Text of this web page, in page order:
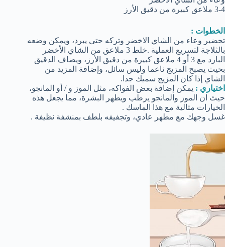
3-4 ملاعق كبيرة من دقيق الأرز
الخطوات :
تحضير وعاء من الشاي الاخضر وتركه حتى يبرد، ويمكن وضعه
بالثلاجة لتسريع العملية .خلط 3 ملاعق من الشاي الأخضر
البارد مع 3 أو 4 ملاعق كبيرة من دقيق الأرز، ويضاف الدقيق
بحيث يصبح المزيج ناعما وليس سائل، وإضافة المزيد من
الشاي إذا كان المزيج سميك جدا.
اختياري : يمكن إضافة بعض الفواكه، مثل الموز و / أو المانجو،
حيث ان الموز والمانجو يرطب ويطهر البشرة، مما يجعل هذه
الخيارات مثالية مع هذا الماسك .
غسل وجهك مع مطهر عادي، وتجفيفه بلطف بمنشفة نظيفة .